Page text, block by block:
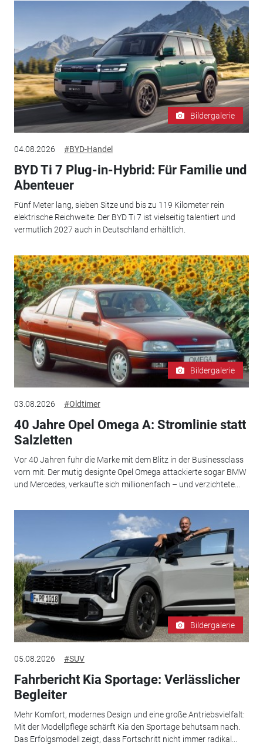
Bildergalerie
04.08.2026 #BYD-Handel
BYD Ti 7 Plug-in-Hybrid: Für Familie und
Abenteuer
Fünf Meter lang, sieben Sitze und bis zu 119 Kilometer rein
elektrische Reichweite: Der BYD Ti 7 ist vielseitig talentiert und
vermutlich 2027 auch in Deutschland erhältlich.
Bildergalerie
03.08.2026 #Oldtimer
40 Jahre Opel Omega A: Stromlinie statt
Salzletten
Vor 40 Jahren fuhr die Marke mit dem Blitz in der Businessclass
vorn mit: Der mutig designte Opel Omega attackierte sogar BMW
und Mercedes, verkaufte sich millionenfach – und verzichtete...
Bildergalerie
05.08.2026 #SUV
Fahrbericht Kia Sportage: Verlässlicher
Begleiter
Mehr Komfort, modernes Design und eine große Antriebsvielfalt:
Mit der Modellpflege schärft Kia den Sportage behutsam nach.
Das Erfolgsmodell zeigt, dass Fortschritt nicht immer radikal...